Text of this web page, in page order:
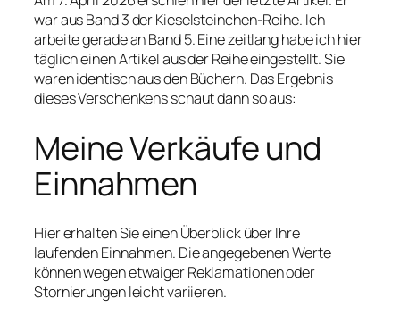
war aus Band 3 der Kieselsteinchen-Reihe. Ich
arbeite gerade an Band 5. Eine zeitlang habe ich hier
täglich einen Artikel aus der Reihe eingestellt. Sie
waren identisch aus den Büchern. Das Ergebnis
dieses Verschenkens schaut dann so aus:
Meine Verkäufe und
Einnahmen
Hier erhalten Sie einen Überblick über Ihre
laufenden Einnahmen. Die angegebenen Werte
können wegen etwaiger Reklamationen oder
Stornierungen leicht variieren.